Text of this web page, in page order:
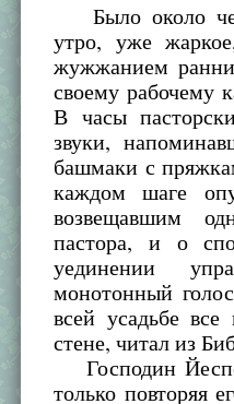
Было около
утро, уже
жужжанием
своему рабочему
В часы
звуки,
башмаки с
каждом шаге
возвещавшим
пастора, и о
уединении
монотонный
всей усадьбе
стене, читал из
Господин
только повторяя